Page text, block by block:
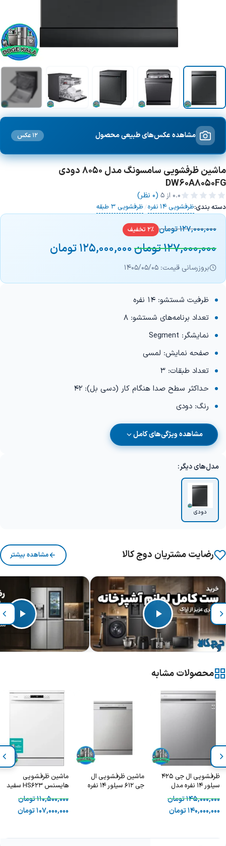
مشاهده عکس‌های طبیعی محصول 12 عکس
ماشین ظرفشویی سامسونگ مدل 8050 دودی
DW60A8050FG
0.0 از ۵ (0 نظر)
دسته بندی:ظرفشویی 14 نفره /ظرفشویی 3 طبقه
127,000,000تومان 2% تخفیف
127,000,000تومان125,000,000تومان
بروزرسانی قیمت: 1405/05/05
ظرفیت شستشو: 14 نفره
تعداد برنامه‌های شستشو: 8
نمایشگر: Segment
صفحه نمایش: لمسی
تعداد طبقات: 3
حداکثر سطح صدا هنگام کار (دسی بل): 42
رنگ: دودی
مشاهده ویژگی‌های کامل
مدل‌های دیگر:
دودی
رضایت مشتریان دوج کالا مشاهده بیشتر
محصولات مشابه
ظرفشویی ال جی 425
سیلور 14 نفره مدل
145,000,000تومان
140,000,000تومان
ماشین ظرفشویی ال
جی 612 سیلور 14 نفره
ماشین ظرفشویی
هایسنس HS623 سفید
15 نفره - Hisense
HS623E91W
110,500,000تومان
107,000,000تومان